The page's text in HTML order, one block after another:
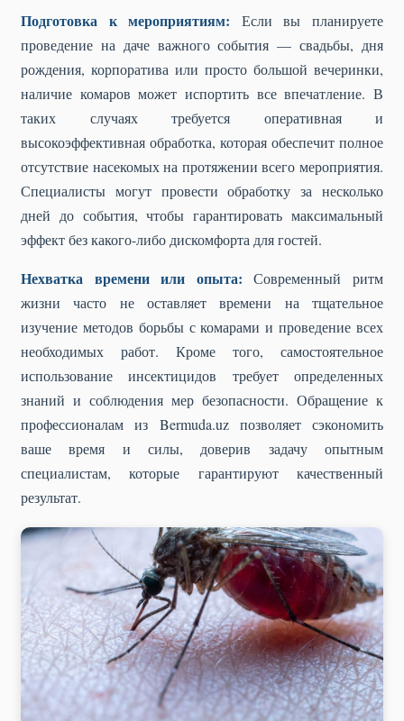
Подготовка к мероприятиям: Если вы планируете
проведение на даче важного события — свадьбы, дня
рождения, корпоратива или просто большой вечеринки,
наличие комаров может испортить все впечатление. В
таких случаях требуется оперативная и
высокоэффективная обработка, которая обеспечит полное
отсутствие насекомых на протяжении всего мероприятия.
Специалисты могут провести обработку за несколько
дней до события, чтобы гарантировать максимальный
эффект без какого-либо дискомфорта для гостей.
Нехватка времени или опыта: Современный ритм
жизни часто не оставляет времени на тщательное
изучение методов борьбы с комарами и проведение всех
необходимых работ. Кроме того, самостоятельное
использование инсектицидов требует определенных
знаний и соблюдения мер безопасности. Обращение к
профессионалам из Bermuda.uz позволяет сэкономить
ваше время и силы, доверив задачу опытным
специалистам, которые гарантируют качественный
результат.